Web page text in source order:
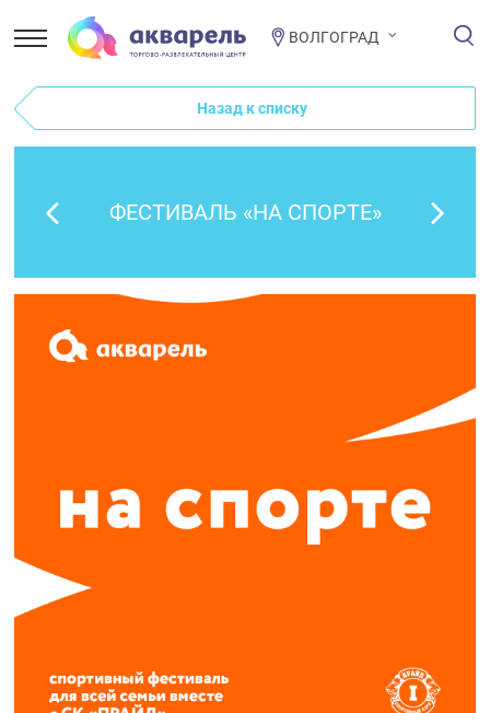
ВОЛГОГРАД
Назад к списку
ФЕСТИВАЛЬ «НА СПОРТЕ»